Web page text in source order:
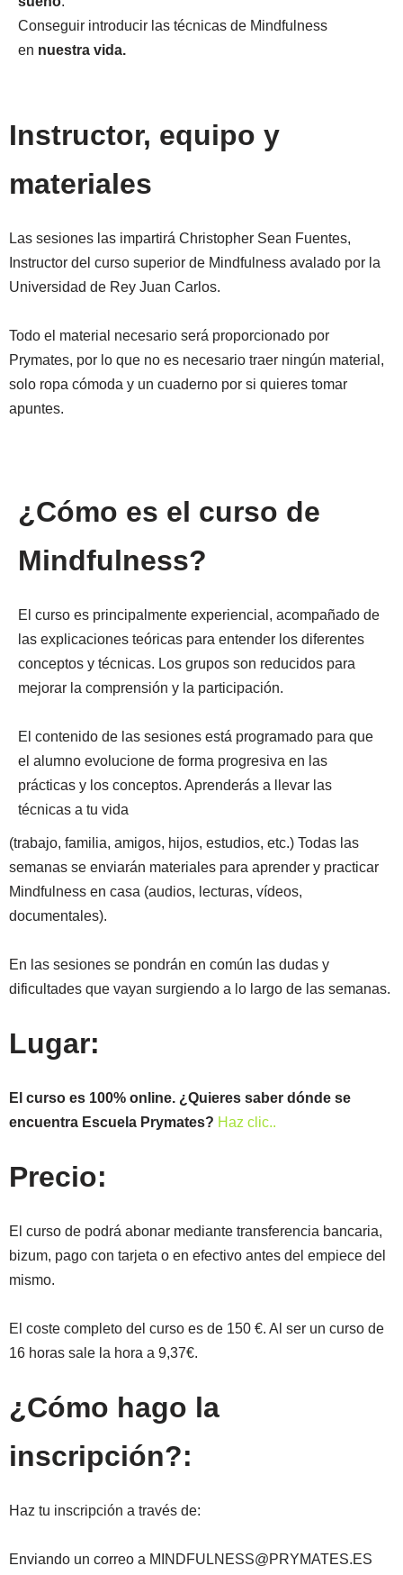
Conseguir introducir las técnicas de Mindfulness
en nuestra vida.
Instructor, equipo y
materiales
Las sesiones las impartirá Christopher Sean Fuentes,
Instructor del curso superior de Mindfulness avalado por la
Universidad de Rey Juan Carlos.
Todo el material necesario será proporcionado por
Prymates, por lo que no es necesario traer ningún material,
solo ropa cómoda y un cuaderno por si quieres tomar
apuntes.
¿Cómo es el curso de
Mindfulness?
El curso es principalmente experiencial, acompañado de
las explicaciones teóricas para entender los diferentes
conceptos y técnicas. Los grupos son reducidos para
mejorar la comprensión y la participación.
El contenido de las sesiones está programado para que
el alumno evolucione de forma progresiva en las
prácticas y los conceptos. Aprenderás a llevar las
técnicas a tu vida
(trabajo, familia, amigos, hijos, estudios, etc.) Todas las
semanas se enviarán materiales para aprender y practicar
Mindfulness en casa (audios, lecturas, vídeos,
documentales).
En las sesiones se pondrán en común las dudas y
dificultades que vayan surgiendo a lo largo de las semanas.
Lugar:
El curso es 100% online. ¿Quieres saber dónde se
encuentra Escuela Prymates? Haz clic..
Precio:
El curso de podrá abonar mediante transferencia bancaria,
bizum, pago con tarjeta o en efectivo antes del empiece del
mismo.
El coste completo del curso es de 150 €. Al ser un curso de
16 horas sale la hora a 9,37€.
¿Cómo hago la
inscripción?:
Haz tu inscripción a través de:
Enviando un correo a MINDFULNESS@PRYMATES.ES